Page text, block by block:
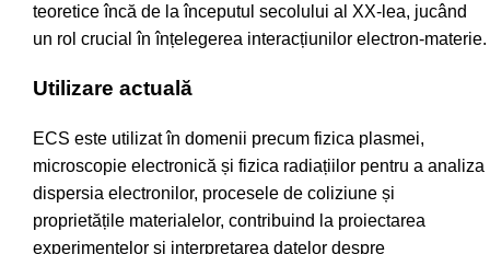
teoretice încă de la începutul secolului al XX-lea, jucând
un rol crucial în înțelegerea interacțiunilor electron-materie.
Utilizare actuală
ECS este utilizat în domenii precum fizica plasmei,
microscopie electronică și fizica radiațiilor pentru a analiza
dispersia electronilor, procesele de coliziune și
proprietățile materialelor, contribuind la proiectarea
experimentelor și interpretarea datelor despre